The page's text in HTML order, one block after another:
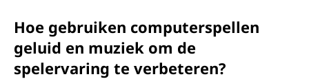
Hoe gebruiken computerspellen
geluid en muziek om de
spelervaring te verbeteren?